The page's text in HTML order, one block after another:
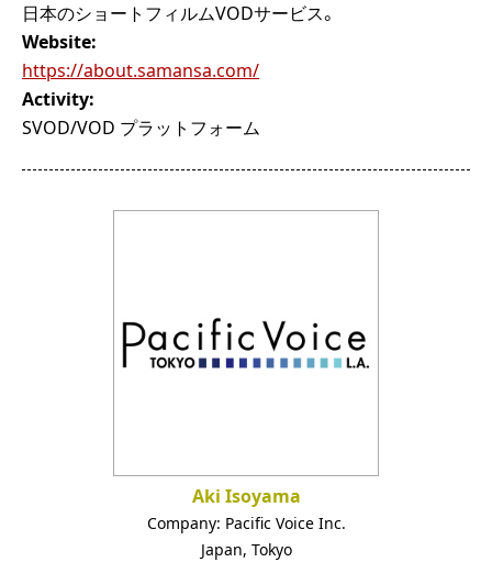
日本のショートフィルムVODサービス。
Website:
https://about.samansa.com/
Activity:
SVOD/VOD プラットフォーム
Aki Isoyama
Company: Pacific Voice Inc.
Japan, Tokyo